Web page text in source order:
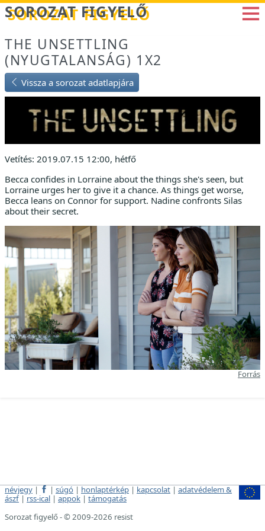
Betöltés...
SOROZAT FIGYELŐ
THE UNSETTLING
(NYUGTALANSÁG) 1X2
Vissza a sorozat adatlapjára
Vetítés: 2019.07.15 12:00, hétfő
Becca confides in Lorraine about the things she's seen, but
Lorraine urges her to give it a chance. As things get worse,
Becca leans on Connor for support. Nadine confronts Silas
about their secret.
Forrás
névjegy | | súgó | honlaptérkép | kapcsolat | adatvédelem &
ászf | rss-ical | appok | támogatás
Sorozat figyelő - © 2009-2026 resist